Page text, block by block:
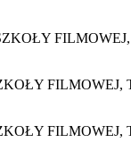
FILMOWEJ,
FILMOWEJ,